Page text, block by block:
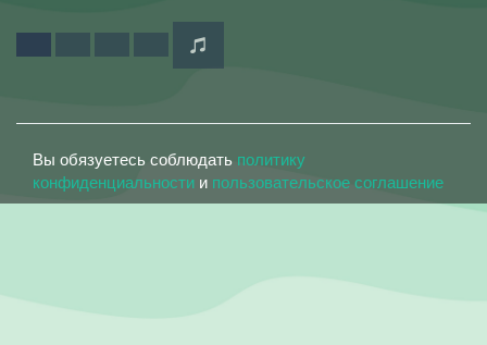
Вы обязуетесь соблюдать политику
конфиденциальности и пользовательское соглашение